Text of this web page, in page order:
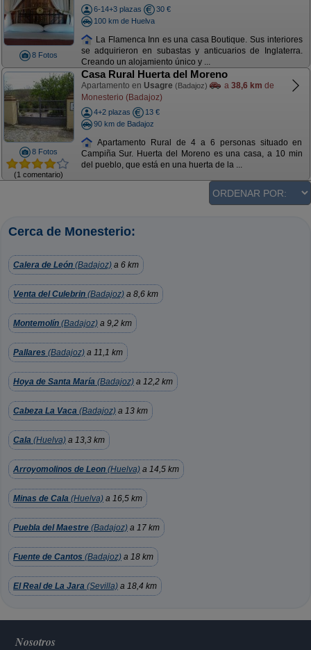
8 Fotos
6-14+3 plazas
30 €
100 km de Huelva
La Flamenca Inn es una casa Boutique. Sus interiores
se adquirieron en subastas y anticuarios de Inglaterra.
Creando un alojamiento único y ...
8 Fotos
(1 comentario)
Casa Rural Huerta del Moreno
Apartamento en Usagre (Badajoz) a 38,6 km de
Monesterio (Badajoz)
4+2 plazas
13 €
90 km de Badajoz
Apartamento Rural de 4 a 6 personas situado en
Campiña Sur. Huerta del Moreno es una casa, a 10 min
del pueblo, que está en una huerta de la ...
Cerca de Monesterio:
Calera de León (Badajoz) a 6 km
Venta del Culebrin (Badajoz) a 8,6 km
Montemolín (Badajoz) a 9,2 km
Pallares (Badajoz) a 11,1 km
Hoya de Santa María (Badajoz) a 12,2 km
Cabeza La Vaca (Badajoz) a 13 km
Cala (Huelva) a 13,3 km
Arroyomolinos de Leon (Huelva) a 14,5 km
Minas de Cala (Huelva) a 16,5 km
Puebla del Maestre (Badajoz) a 17 km
Fuente de Cantos (Badajoz) a 18 km
El Real de La Jara (Sevilla) a 18,4 km
Nosotros